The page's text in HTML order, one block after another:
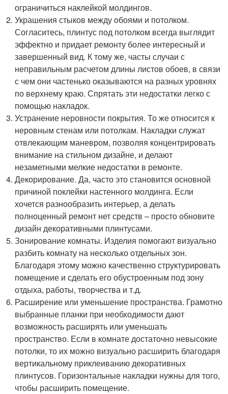
ограничиться наклейкой молдингов.
Украшения стыков между обоями и потолком.
Согласитесь, плинтус под потолком всегда выглядит
эффектно и придает ремонту более интересный и
завершенный вид. К тому же, часты случаи с
неправильным расчетом длины листов обоев, в связи
с чем они частенько оказываются на разных уровнях
по верхнему краю. Спрятать эти недостатки легко с
помощью накладок.
Устранение неровности покрытия. То же относится к
неровным стенам или потолкам. Накладки служат
отвлекающим маневром, позволяя концентрировать
внимание на стильном дизайне, и делают
незаметными мелкие недостатки в ремонте.
Декорирование. Да, часто это становится основной
причиной поклейки настенного молдинга. Если
хочется разнообразить интерьер, а делать
полноценный ремонт нет средств – просто обновите
дизайн декоративными плинтусами.
Зонирование комнаты. Изделия помогают визуально
разбить комнату на несколько отдельных зон.
Благодаря этому можно качественно структурировать
помещение и сделать его обустроенным под зону
отдыха, работы, творчества и т.д.
Расширение или уменьшение пространства. Грамотно
выбранные планки при необходимости дают
возможность расширять или уменьшать
пространство. Если в комнате достаточно невысокие
потолки, то их можно визуально расширить благодаря
вертикальному приклеиванию декоративных
плинтусов. Горизонтальные накладки нужны для того,
чтобы расширить помещение.